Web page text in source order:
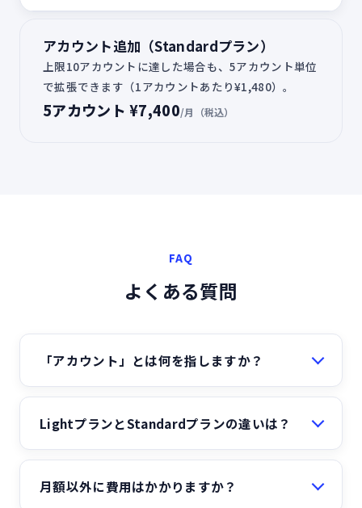
アカウント追加（Standardプラン）
上限10アカウントに達した場合も、5アカウント単位
で拡張できます（1アカウントあたり¥1,480）。
5アカウント ¥7,400/月（税込）
FAQ
よくある質問
「アカウント」とは何を指しますか？
LightプランとStandardプランの違いは？
月額以外に費用はかかりますか？